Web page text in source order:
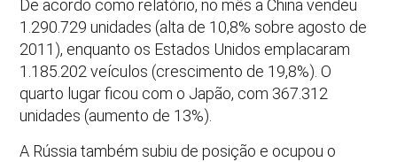
De acordo como relatório, no mês a China vendeu
1.290.729 unidades (alta de 10,8% sobre agosto de
2011), enquanto os Estados Unidos emplacaram
1.185.202 veículos (crescimento de 19,8%). O
quarto lugar ficou com o Japão, com 367.312
unidades (aumento de 13%).
A Rússia também subiu de posição e ocupou o